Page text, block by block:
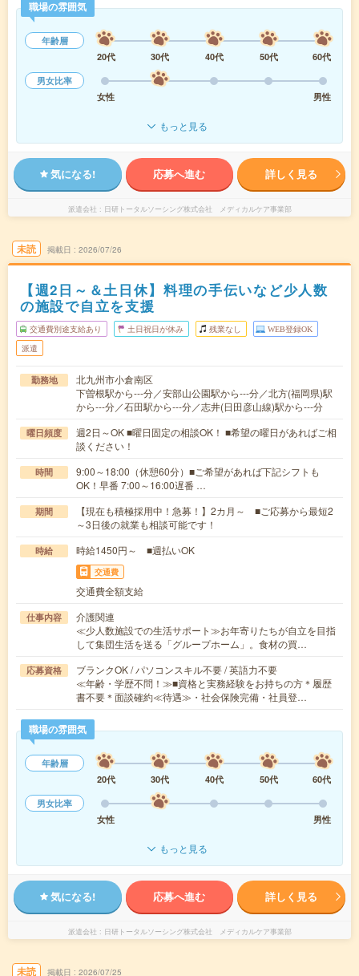
職場の雰囲気
年齢層
20代
30代 40代 50代
60代
男女比率
女性
男性
もっと見る
気になる! 応募へ進む 詳しく見る
派遣会社 日研トータルソーシング株式会社 メディカルケア事業部
未読 掲載日 2026/07/26
【週2日～＆土日休】料理の手伝いなど少人数
の施設で自立を支援
交通費別途支給あり 土日祝日が休み 残業なし WEB登録OK
派遣
勤務地
北九州市小倉南区
下曽根駅から---分／安部山公園駅から---分／北方(福岡県)駅
から---分／石田駅から---分／志井(日田彦山線)駅から---分
曜日頻度
週2日～OK ■曜日固定の相談OK！ ■希望の曜日があればご相
談ください！
時間
9:00～18:00（休憩60分）■ご希望があれば下記シフトも
OK！早番 7:00～16:00遅番 …
期間
【現在も積極採用中！急募！】2カ月～ ■ご応募から最短2
～3日後の就業も相談可能です！
時給 時給1450円～ ■週払いOK
交通費
交通費全額支給
仕事内容
介護関連
≪少人数施設での生活サポート≫お年寄りたちが自立を目指
して集団生活を送る「グループホーム」。食材の買…
応募資格
ブランクOK / パソコンスキル不要 / 英語力不要
≪年齢・学歴不問！≫■資格と実務経験をお持ちの方＊履歴
書不要＊面談確約≪待遇≫・社会保険完備・社員登…
職場の雰囲気
年齢層
20代
30代 40代 50代
60代
男女比率
女性
男性
もっと見る
気になる! 応募へ進む 詳しく見る
派遣会社 日研トータルソーシング株式会社 メディカルケア事業部
未読 掲載日 2026/07/25